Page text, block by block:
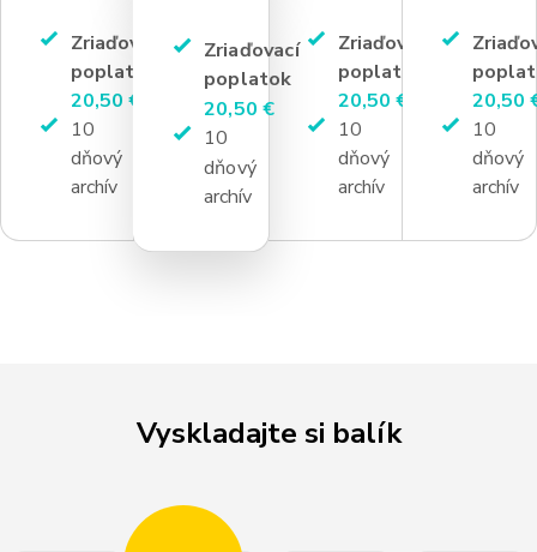
Zriaďovací
poplatok
20,50 €
10
dňový
archív
Zriaďovací
poplatok
20,50 €
10
dňový
archív
Zriaďovací
poplatok
20,50 €
10
dňový
archív
20,50
10
dňový
archív
Vyskladajte si balík